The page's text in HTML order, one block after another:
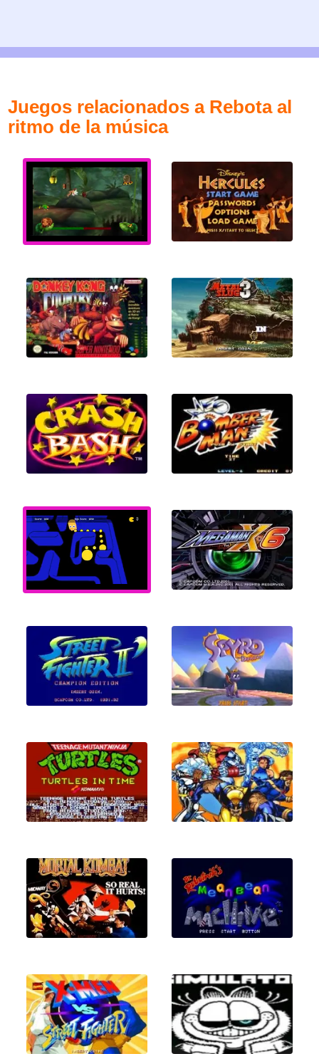
Juegos relacionados a Rebota al
ritmo de la música